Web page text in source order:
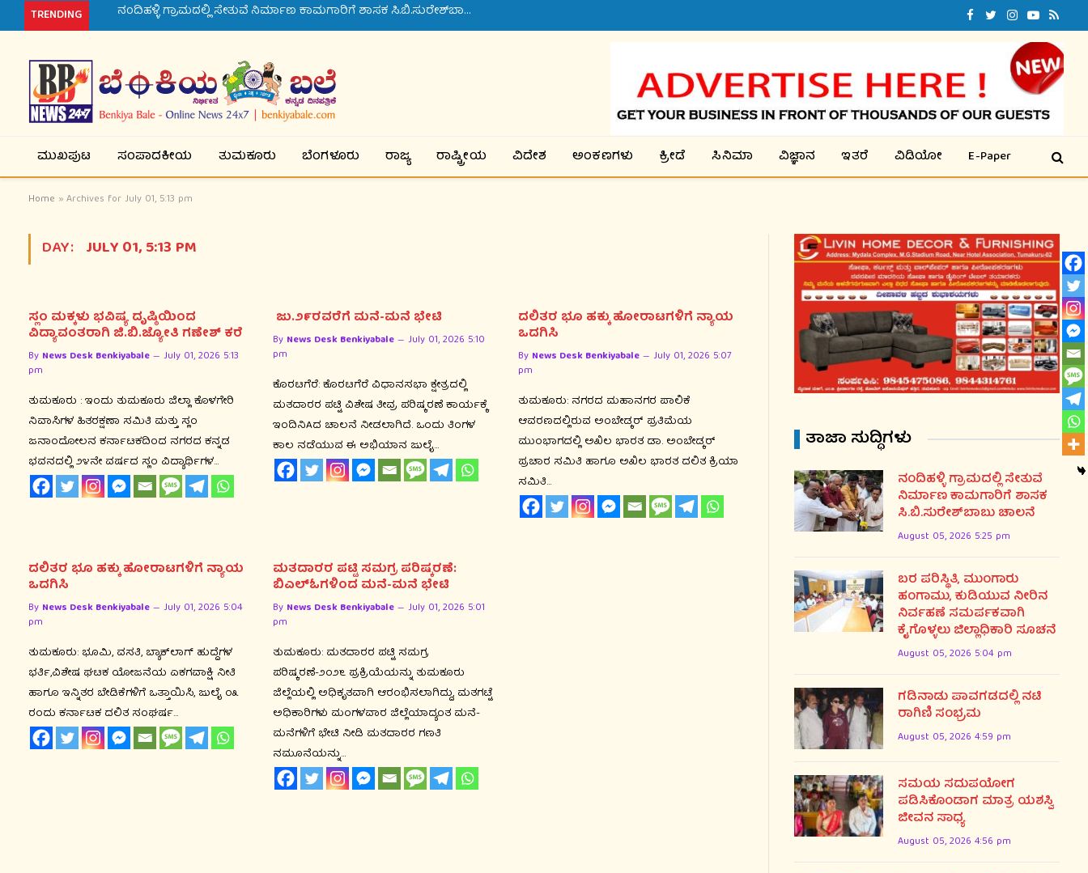
TRENDING ಬರ ಪರಿಸ್ಥಿತಿ, ಮುಂಗಾರು ಹಂಗಾಮು, ಕುಡಿಯುವ ನೀರಿನ ನಿರ್ವಹಣೆ ಸಮರ್ಪಕವಾಗಿ ಕೈಗೊಳ್ಳಲು ಜಿಲ್ಲಾಧಿಕಾರಿ ಸೂಚನೆ
Facebook
TwitterInstagram
YouTube
RSS
ಮುಖಪುಟ ಸಂಪಾದಕೀಯ ತುಮಕೂರು ಬೆಂಗಳೂರು ರಾಜ್ಯ ರಾಷ್ಟ್ರೀಯ ವಿದೇಶ ಅಂಕಣಗಳು ಕ್ರೀಡೆ ಸಿನಿಮಾ ವಿಜ್ಞಾನ ಇತರೆ ವಿಡಿಯೋ E-Paper
Home »Archives for July 01, 5:13 pm
DAY: JULY 01, 5:13 PM
ಸ್ಲಂ ಮಕ್ಕಳು ಭವಿಷ್ಯ ದೃಷ್ಠಿಯಿಂದ
ವಿದ್ಯಾವಂತರಾಗಿ ಜಿ.ಬಿ.ಜ್ಯೋತಿ ಗಣೇಶ್ ಕರೆ
By News Desk Benkiyabale
July 01, 2026 5:13
pm
ತುಮಕೂರು : ಇಂದು ತುಮಕೂರು ಜಿಲ್ಲಾ ಕೊಳಗೇರಿ
ನಿವಾಸಿಗಳ ಹಿತರಕ್ಷಣಾ ಸಮಿತಿ ಮತ್ತು ಸ್ಲಂ
ಜನಾಂದೋಲನ ಕರ್ನಾಟಕದಿಂದ ನಗರದ ಕನ್ನಡ
ಭವನದಲ್ಲಿ ೨೪ನೇ ವರ್ಷದ ಸ್ಲಂ ವಿದ್ಯಾರ್ಥಿಗಳ…
ಜು.೨೯ರವರೆಗೆ ಮನೆ-ಮನೆ ಭೇಟಿ
By News Desk Benkiyabale
July 01, 2026 5:10
pm
ಕೊರಟಗೆರೆ: ಕೊರಟಗೆರೆ ವಿಧಾನಸಭಾ ಕ್ಷೇತ್ರದಲ್ಲಿ
ಮತದಾರರ ಪಟ್ಟಿ ವಿಶೇಷ ತೀವ್ರ ಪರಿಷ್ಕರಣೆ ಕಾರ್ಯಕ್ಕೆ
ಇಂದಿನಿAದ ಚಾಲನೆ ನೀಡಲಾಗಿದೆ. ಒಂದು ತಿಂಗಳ
ಕಾಲ ನಡೆಯುವ ಈ ಅಭಿಯಾನ ಜುಲೈ…
ದಲಿತರ ಭೂ ಹಕ್ಕು ಹೋರಾಟಗಳಿಗೆ ನ್ಯಾಯ
ಒದಗಿಸಿ
By News Desk Benkiyabale
July 01, 2026 5:07
pm
ತುಮಕೂರು: ನಗರದ ಮಹಾನಗರ ಪಾಲಿಕೆ
ಆವರಣದಲ್ಲಿರುವ ಅಂಬೇಡ್ಕರ್ ಪ್ರತಿಮೆಯ
ಮುಂಭಾಗದಲ್ಲಿ ಅಖಿಲ ಭಾರತ ಡಾ. ಅಂಬೇಡ್ಕರ್
ಪ್ರಚಾರ ಸಮಿತಿ ಹಾಗೂ ಅಖಿಲ ಭಾರತ ದಲಿತ ಕ್ರಿಯಾ
ಸಮಿತಿ…
ದಲಿತರ ಭೂ ಹಕ್ಕು ಹೋರಾಟಗಳಿಗೆ ನ್ಯಾಯ
ಒದಗಿಸಿ
By News Desk Benkiyabale
July 01, 2026 5:04
pm
ತುಮಕೂರು: ಭೂಮಿ, ವಸತಿ, ಬ್ಯಾಕ್‌ಲಾಗ್ ಹುದ್ದೆಗಳ
ಭರ್ತಿ,ವಿಶೇಷ ಘಟಕ ಯೋಜನೆಯ ಏಕಗವಾಕ್ಷಿ ನೀತಿ
ಹಾಗೂ ಇನ್ನಿತರ ಬೇಡಿಕೆಗಳಿಗೆ ಒತ್ತಾಯಿಸಿ, ಜುಲೈ ೦೩
ರಂದು ಕರ್ನಾಟಕ ದಲಿತ ಸಂಘರ್ಷ…
ಮತದಾರರ ಪಟ್ಟಿ ಸಮಗ್ರ ಪರಿಷ್ಕರಣೆ:
ಬಿಎಲ್‌ಓಗಳಿಂದ ಮನೆ-ಮನೆ ಭೇಟಿ
By News Desk Benkiyabale
July 01, 2026 5:01
pm
ತುಮಕೂರು: ಮತದಾರರ ಪಟ್ಟಿ ಸಮಗ್ರ
ಪರಿಷ್ಕರಣೆ-೨೦೨೬ ಪ್ರಕ್ರಿಯೆಯನ್ನು ತುಮಕೂರು
ಜಿಲ್ಲೆಯಲ್ಲಿ ಅಧಿಕೃತವಾಗಿ ಆರಂಭಿಸಲಾಗಿದ್ದು, ಮತಗಟ್ಟೆ
ಅಧಿಕಾರಿಗಳು ಮಂಗಳವಾರ ಜಿಲ್ಲೆಯಾದ್ಯಂತ ಮನೆ-
ಮನೆಗಳಿಗೆ ಭೇಟಿ ನೀಡಿ ಮತದಾರರ ಗಣತಿ
ನಮೂನೆಯನ್ನು…
ತಾಜಾ ಸುದ್ಧಿಗಳು
ನಂದಿಹಳ್ಳಿ ಗ್ರಾಮದಲ್ಲಿ ಸೇತುವೆ
ನಿರ್ಮಾಣ ಕಾಮಗಾರಿಗೆ ಶಾಸಕ
ಸಿ.ಬಿ.ಸುರೇಶ್‌ಬಾಬು ಚಾಲನೆ
August 05, 2026 5:25 pm
ಬರ ಪರಿಸ್ಥಿತಿ, ಮುಂಗಾರು
ಹಂಗಾಮು, ಕುಡಿಯುವ ನೀರಿನ
ನಿರ್ವಹಣೆ ಸಮರ್ಪಕವಾಗಿ
ಕೈಗೊಳ್ಳಲು ಜಿಲ್ಲಾಧಿಕಾರಿ ಸೂಚನೆ
August 05, 2026 5:04 pm
ಗಡಿನಾಡು ಪಾವಗಡದಲ್ಲಿ ನಟಿ
ರಾಗಿಣಿ ಸಂಭ್ರಮ
August 05, 2026 4:59 pm
ಸಮಯ ಸದುಪಯೋಗ
ಪಡಿಸಿಕೊಂಡಾಗ ಮಾತ್ರ ಯಶಸ್ವಿ
ಜೀವನ ಸಾಧ್ಯ
August 05, 2026 4:56 pm